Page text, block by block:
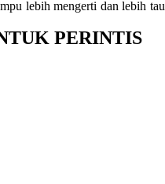
lebih mengerti dan lebih tau
PERINTIS